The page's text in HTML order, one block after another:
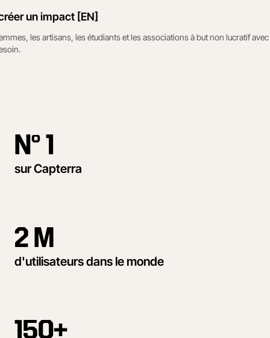
un impact [EN]
les artisans, les étudiants et les associations à but non lucratif
N° 1
sur Capterra
2 M
d'utilisateurs dans le monde
150+